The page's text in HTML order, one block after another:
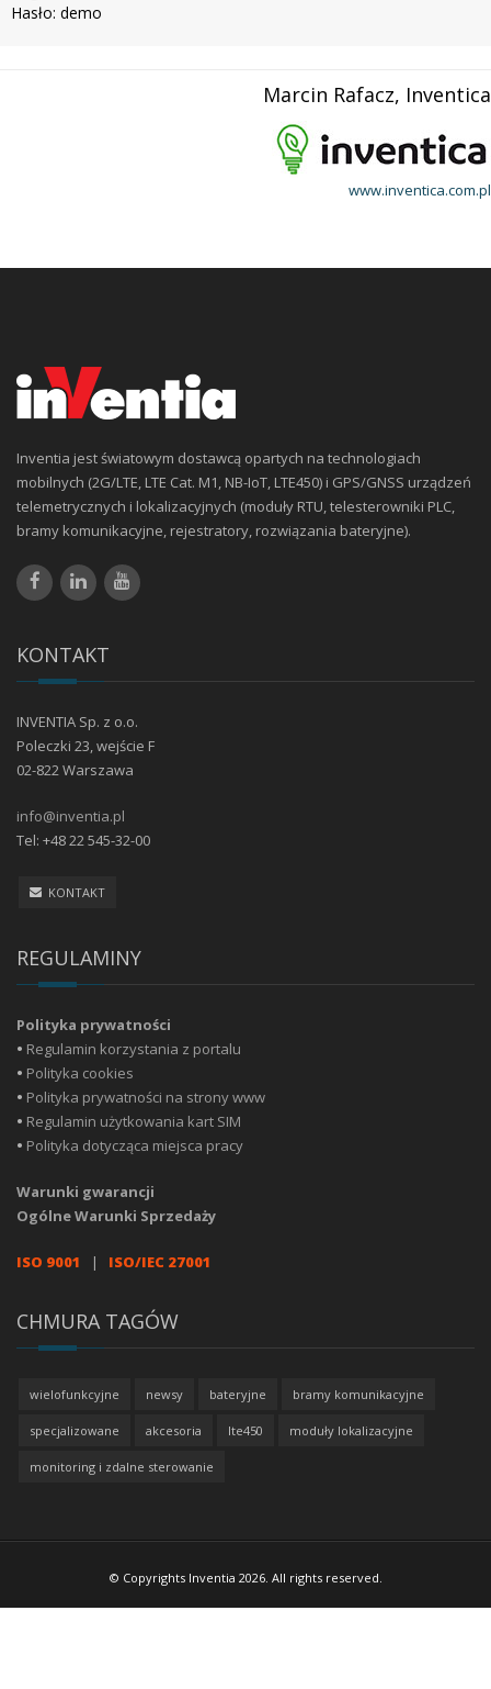
Hasło: demo
Marcin Rafacz, Inventica
www.inventica.com.pl
Inventia jest światowym dostawcą opartych na technologiach
mobilnych (2G/LTE, LTE Cat. M1, NB-IoT, LTE450) i GPS/GNSS urządzeń
telemetrycznych i lokalizacyjnych (moduły RTU, telesterowniki PLC,
bramy komunikacyjne, rejestratory, rozwiązania bateryjne).
KONTAKT
INVENTIA Sp. z o.o.
Poleczki 23, wejście F
02-822 Warszawa
info@inventia.pl
Tel: +48 22 545-32-00
KONTAKT
REGULAMINY
Polityka prywatności
• Regulamin korzystania z portalu
• Polityka cookies
• Polityka prywatności na strony www
• Regulamin użytkowania kart SIM
• Polityka dotycząca miejsca pracy
Warunki gwarancji
Ogólne Warunki Sprzedaży
ISO 9001 | ISO/IEC 27001
CHMURA TAGÓW
wielofunkcyjne newsy bateryjne bramy komunikacyjne
specjalizowane akcesoria lte450 moduły lokalizacyjne
monitoring i zdalne sterowanie
© Copyrights Inventia 2026. All rights reserved.